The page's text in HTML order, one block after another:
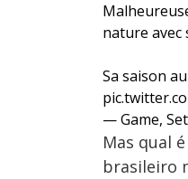
nature avec
Sa saison
— Game,
Mas qual
brasileiro